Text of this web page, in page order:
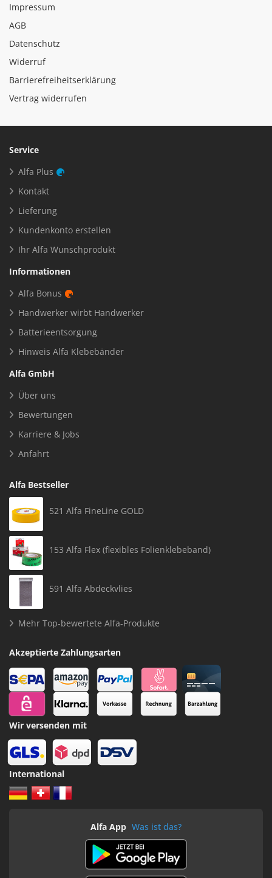
Impressum
AGB
Datenschutz
Widerruf
Barrierefreiheitserklärung
Vertrag widerrufen
Service
Alfa Plus
Kontakt
Lieferung
Kundenkonto erstellen
Ihr Alfa Wunschprodukt
Informationen
Alfa Bonus
Handwerker wirbt Handwerker
Batterieentsorgung
Hinweis Alfa Klebebänder
Alfa GmbH
Über uns
Bewertungen
Karriere & Jobs
Anfahrt
Alfa Bestseller
521 Alfa FineLine GOLD
153 Alfa Flex (flexibles Folienklebeband)
591 Alfa Abdeckvlies
Mehr Top-bewertete Alfa-Produkte
Akzeptierte Zahlungsarten
Wir versenden mit
International
Alfa App Was ist das?